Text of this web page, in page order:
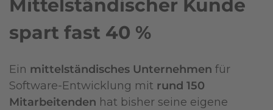
Mittelständischer Kunde
spart fast 40 %
Ein mittelständisches Unternehmen für
Software-Entwicklung mit rund 150
Mitarbeitenden hat bisher seine eigene